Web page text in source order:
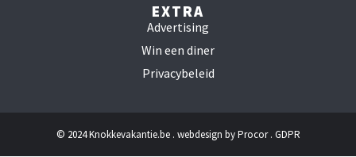
EXTRA
Advertising
Win een diner
Privacybeleid
© 2024 Knokkevakantie.be . webdesign byProcor. GDPR